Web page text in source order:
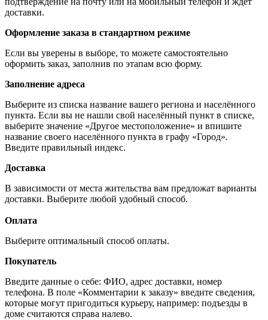
доставки.
Оформление заказа в стандартном режиме
Если вы уверены в выборе, то можете самостоятельно
оформить заказ, заполнив по этапам всю форму.
Заполнение адреса
Выберите из списка название вашего региона и населённого
пункта. Если вы не нашли свой населённый пункт в списке,
выберите значение «Другое местоположение» и впишите
название своего населённого пункта в графу «Город».
Введите правильный индекс.
Доставка
В зависимости от места жительства вам предложат варианты
доставки. Выберите любой удобный способ.
Оплата
Выберите оптимальный способ оплаты.
Покупатель
Введите данные о себе: ФИО, адрес доставки, номер
телефона. В поле «Комментарии к заказу» введите сведения,
которые могут пригодиться курьеру, например: подъезды в
доме считаются справа налево.